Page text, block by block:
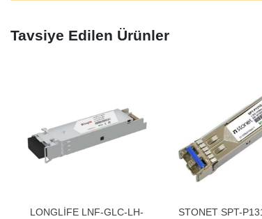
Tavsiye Edilen Ürünler
LONGLİFE LNF-GLC-LH-
STONET SPT-